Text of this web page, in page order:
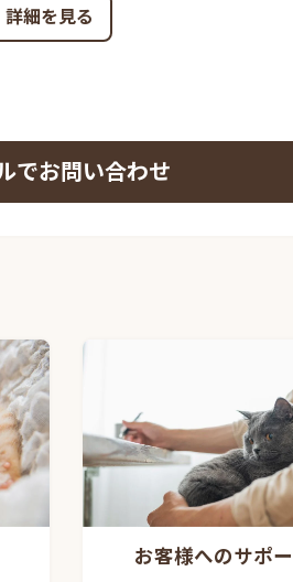
詳細を見る
でお問い合わせ
お客様へのサポ